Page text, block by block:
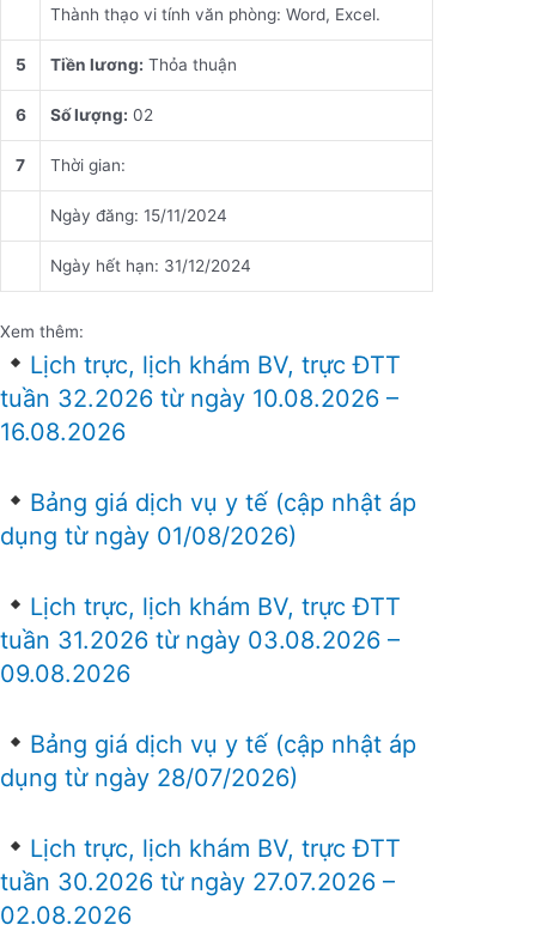
Thành thạo vi tính văn phòng: Word, Excel.
5 Tiền lương: Thỏa thuận
6 Số lượng: 02
7 Thời gian:
Ngày đăng: 15/11/2024
Ngày hết hạn: 31/12/2024
Xem thêm:
Lịch trực, lịch khám BV, trực ĐTT
tuần 32.2026 từ ngày 10.08.2026 –
16.08.2026
Bảng giá dịch vụ y tế (cập nhật áp
dụng từ ngày 01/08/2026)
Lịch trực, lịch khám BV, trực ĐTT
tuần 31.2026 từ ngày 03.08.2026 –
09.08.2026
Bảng giá dịch vụ y tế (cập nhật áp
dụng từ ngày 28/07/2026)
Lịch trực, lịch khám BV, trực ĐTT
tuần 30.2026 từ ngày 27.07.2026 –
02.08.2026